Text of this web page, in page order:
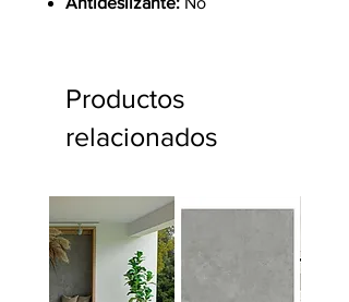
Productos
relacionados